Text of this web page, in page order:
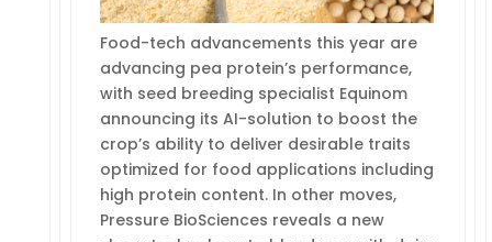
Food-tech advancements this year are
advancing pea protein’s performance,
with seed breeding specialist Equinom
announcing its AI-solution to boost the
crop’s ability to deliver desirable traits
optimized for food applications including
high protein content. In other moves,
Pressure BioSciences reveals a new